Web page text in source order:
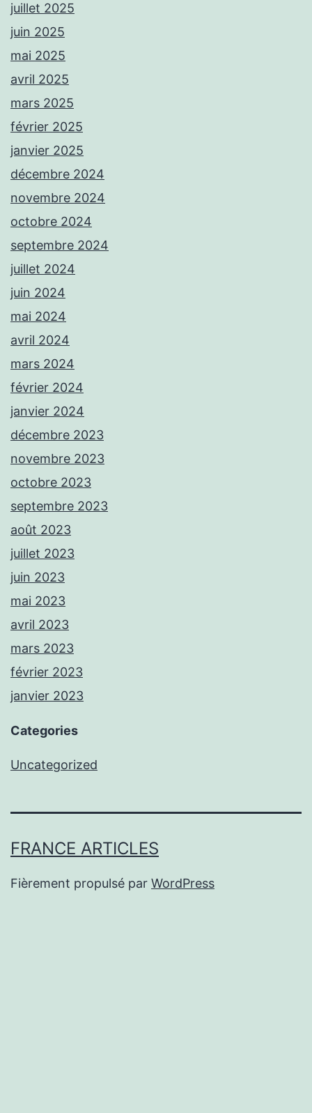
juillet 2025
juin 2025
mai 2025
avril 2025
mars 2025
février 2025
janvier 2025
décembre 2024
novembre 2024
octobre 2024
septembre 2024
juillet 2024
juin 2024
mai 2024
avril 2024
mars 2024
février 2024
janvier 2024
décembre 2023
novembre 2023
octobre 2023
septembre 2023
août 2023
juillet 2023
juin 2023
mai 2023
avril 2023
mars 2023
février 2023
janvier 2023
Categories
Uncategorized
FRANCE ARTICLES
Fièrement propulsé par WordPress